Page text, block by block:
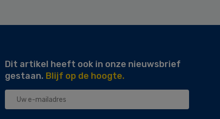
Dit artikel heeft ook in onze nieuwsbrief
gestaan. Blijf op de hoogte.
Uw